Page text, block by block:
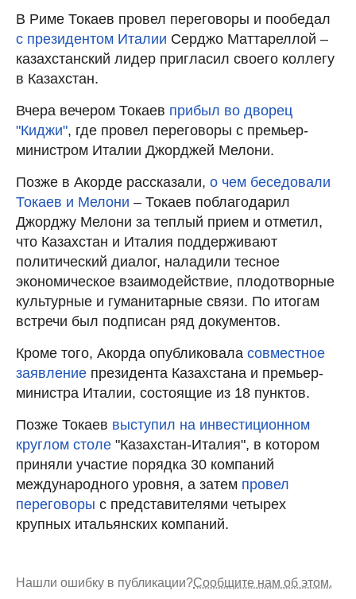
В Риме Токаев провел переговоры и пообедал
с президентом Италии Серджо Маттареллой –
казахстанский лидер пригласил своего коллегу
в Казахстан.
Вчера вечером Токаев прибыл во дворец
"Киджи", где провел переговоры с премьер-
министром Италии Джорджей Мелони.
Позже в Акорде рассказали, о чем беседовали
Токаев и Мелони – Токаев поблагодарил
Джорджу Мелони за теплый прием и отметил,
что Казахстан и Италия поддерживают
политический диалог, наладили тесное
экономическое взаимодействие, плодотворные
культурные и гуманитарные связи. По итогам
встречи был подписан ряд документов.
Кроме того, Акорда опубликовала совместное
заявление президента Казахстана и премьер-
министра Италии, состоящие из 18 пунктов.
Позже Токаев выступил на инвестиционном
круглом столе "Казахстан-Италия", в котором
приняли участие порядка 30 компаний
международного уровня, а затем провел
переговоры с представителями четырех
крупных итальянских компаний.
Нашли ошибку в публикации?Сообщите нам об этом.